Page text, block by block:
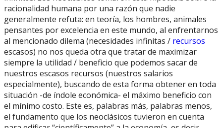
racionalidad humana por una razón que nadie
generalmente refuta: en teoría, los hombres, animales
pensantes por excelencia en este mundo, al enfrentarnos
al mencionado dilema (necesidades infinitas / recursos
escasos) no nos queda otra que tratar de maximizar
siempre la utilidad / beneficio que podemos sacar de
nuestros escasos recursos (nuestros salarios
especialmente), buscando de esta forma obtener en toda
situación -de índole económica- el máximo beneficio con
el mínimo costo. Este es, palabras más, palabras menos,
el fundamento que los neoclásicos tuvieron en cuenta